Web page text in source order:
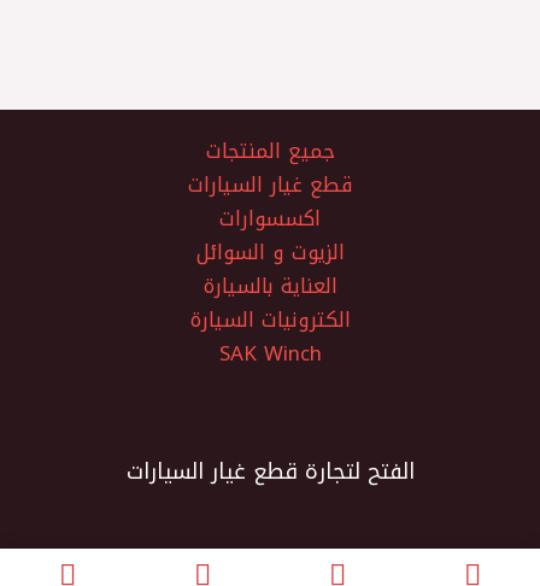
جميع المنتجات
قطع غيار السيارات
اكسسوارات
الزيوت و السوائل
العناية بالسيارة
الكترونيات السيارة
SAK Winch
الفتح لتجارة قطع غيار السيارات